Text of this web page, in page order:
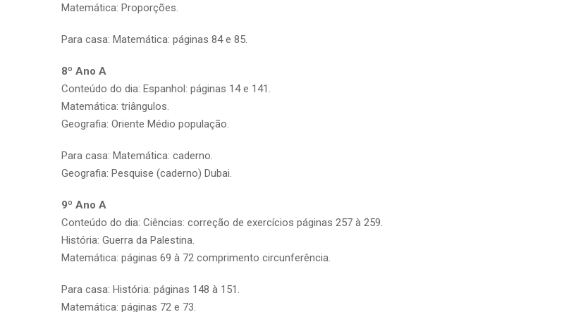
Matemática: Proporções.
Para casa: Matemática: páginas 84 e 85.
8º Ano A
Conteúdo do dia: Espanhol: páginas 14 e 141.
Matemática: triângulos.
Geografia: Oriente Médio população.
Para casa: Matemática: caderno.
Geografia: Pesquise (caderno) Dubai.
9º Ano A
Conteúdo do dia: Ciências: correção de exercícios páginas 257 à 259.
História: Guerra da Palestina.
Matemática: páginas 69 à 72 comprimento circunferência.
Para casa: História: páginas 148 à 151.
Matemática: páginas 72 e 73.